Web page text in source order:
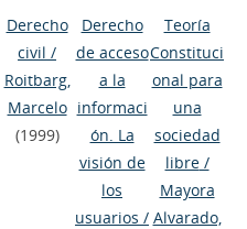
Derecho
civil /
Roitbarg,
Marcelo
(1999)
Derecho
de acceso
a la
informaci
ón. La
visión de
los
usuarios /
Teoría
Constituci
onal para
una
sociedad
libre/
Mayora
Alvarado,